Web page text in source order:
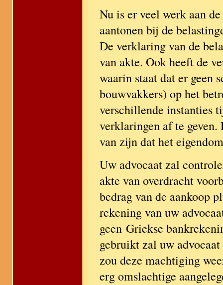
Nu is er veel werk aan
aantonen bij de
De verklaring van de
van akte. Ook heeft de
waarin staat dat er geen
bouwvakkers) op het
verschillende instanties
verklaringen af te
van zijn dat het
Uw advocaat zal
akte van overdracht
bedrag van de aankoop
rekening van uw
geen Griekse
gebruikt zal uw
zou deze machtiging
erg omslachtige